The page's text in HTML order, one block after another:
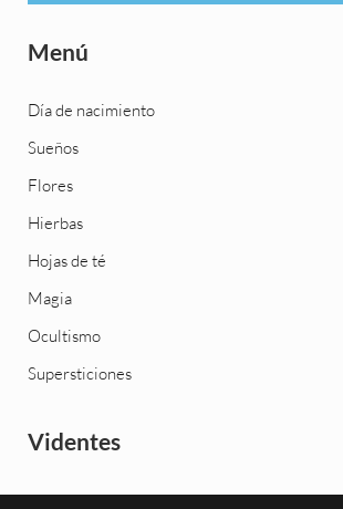
Menú
Día de nacimiento
Sueños
Flores
Hierbas
Hojas de té
Magia
Ocultismo
Supersticiones
Videntes